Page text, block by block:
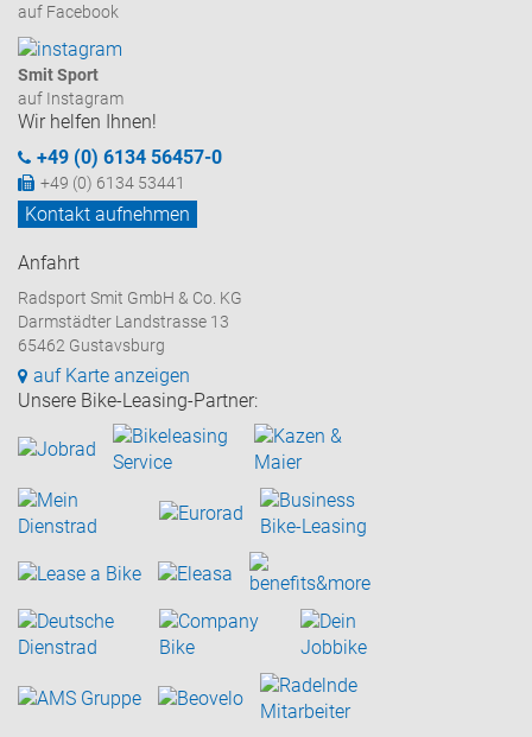
auf Facebook
Smit Sport
auf Instagram
Wir helfen Ihnen!
+49 (0) 6134 56457-0
+49 (0) 6134 53441
Kontakt aufnehmen
Anfahrt
Radsport Smit GmbH & Co. KG
Darmstädter Landstrasse 13
65462 Gustavsburg
auf Karte anzeigen
Unsere Bike-Leasing-Partner: